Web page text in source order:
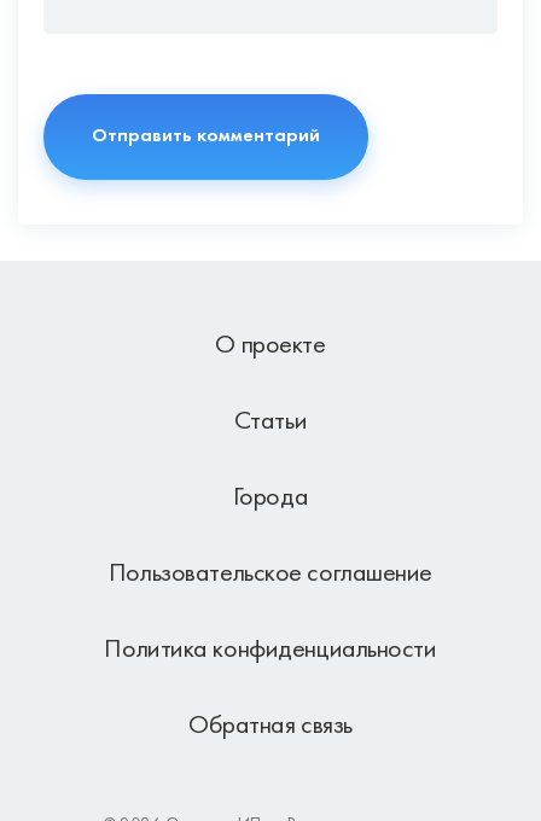
О проекте
Статьи
Города
Пользовательское соглашение
Политика конфиденциальности
Обратная связь